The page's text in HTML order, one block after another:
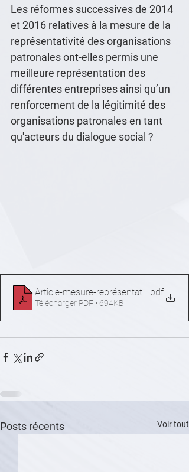
Les réformes successives de 2014
et 2016 relatives à la mesure de la
représentativité des organisations
patronales ont-elles permis une
meilleure représentation des
différentes entreprises ainsi qu’un
renforcement de la légitimité des
organisations patronales en tant
qu'acteurs du dialogue social ?
Article-mesure-représentativité-.pdf
Télécharger PDF • 694KB
Posts récents Voir tout